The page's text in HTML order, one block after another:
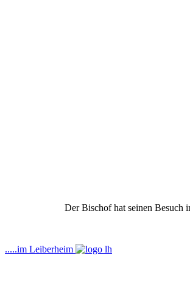
Der Bischof hat seinen Besuch
.....im Leiberheim